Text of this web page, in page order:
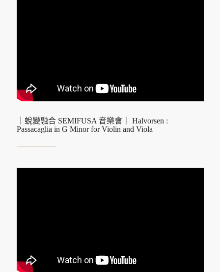
｜蛻變融合 SEMIFUSA 音樂會｜ Halvorsen :
Passacaglia in G Minor for Violin and Viola